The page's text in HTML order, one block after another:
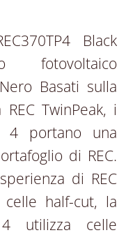
Black
Basati sulla
TwinPeak, i
4 portano una
di REC.
di REC
half-cut, la
4 utilizza celle